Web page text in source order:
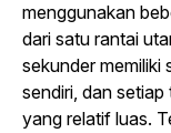
menggunakan
dari satu rantai
sekunder memiliki
sendiri, dan
yang relatif luas.